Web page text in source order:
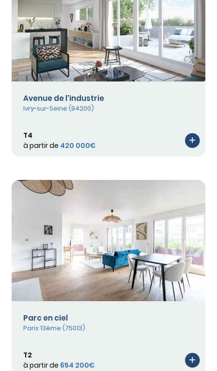
Avenue de l'industrie
Ivry-sur-Seine (94200)
T4
à partir de 420 000€
Parc en ciel
Paris 13ème (75013)
T2
à partir de 654 200€